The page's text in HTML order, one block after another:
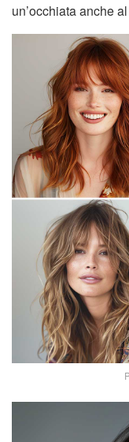
un’occhiata anche